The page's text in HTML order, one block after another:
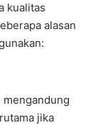
kualitas
alasan
jika